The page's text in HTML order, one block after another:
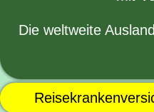
Die weltweite